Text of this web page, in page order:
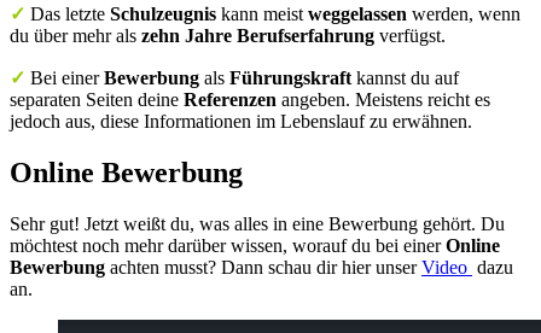
✓ Das letzte Schulzeugnis kann meist weggelassen werden, wenn
du über mehr als zehn Jahre Berufserfahrung verfügst.
✓ Bei einerBewerbung als Führungskraft kannst du auf
separaten Seiten deine Referenzen angeben. Meistens reicht es
jedoch aus, diese Informationen im Lebenslauf zu erwähnen.
Online Bewerbung
Sehr gut! Jetzt weißt du, was alles in eine Bewerbung gehört. Du
möchtest noch mehr darüber wissen, worauf du bei einerOnline
Bewerbung achten musst? Dann schau dir hier unserVideo dazu
an.